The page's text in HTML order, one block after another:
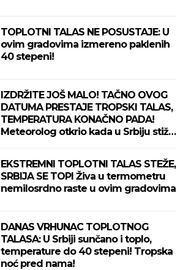
TOPLOTNI TALAS NE POSUSTAJE: U
ovim gradovima izmereno paklenih
40 stepeni!
IZDRŽITE JOŠ MALO! TAČNO OVOG
DATUMA PRESTAJE TROPSKI TALAS,
TEMPERATURA KONAČNO PADA!
Meteorolog otkrio kada u Srbiju stiže
EKSTREMNI TOPLOTNI TALAS STEŽE,
SRBIJA SE TOPI Živa u termometru
nemilosrdno raste u ovim gradovima
DANAS VRHUNAC TOPLOTNOG
TALASA: U Srbiji sunčano i toplo,
temperature do 40 stepeni! Tropska
noć pred nama!